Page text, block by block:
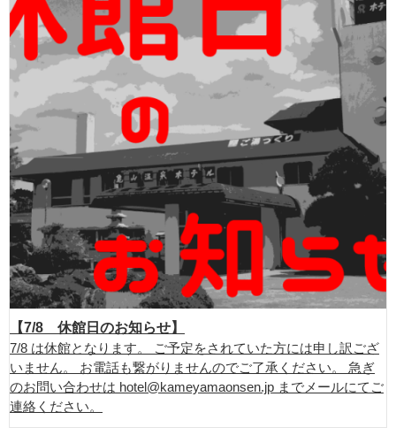
【7/8 休館日のお知らせ】
7/8 は休館となります。 ご予定をされていた方には申し訳ござ
いません。 お電話も繋がりませんのでご了承ください。 急ぎ
のお問い合わせは hotel@kameyamaonsen.jp までメールにてご
連絡ください。